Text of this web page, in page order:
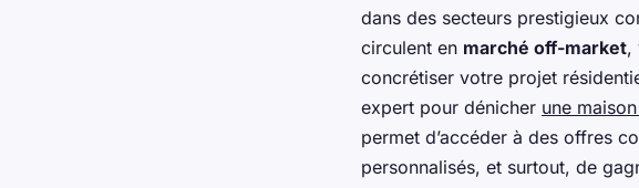
dans des secteurs prestigieux
circulent en marché off-market,
concrétiser votre projet
expert pour dénicher une
permet d’accéder à des offres
personnalisés, et surtout, de